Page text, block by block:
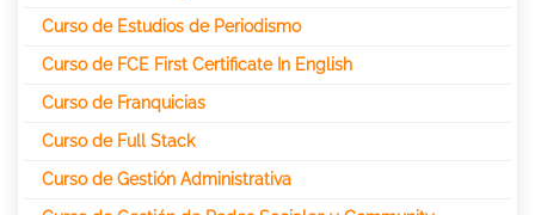
Curso de Estudios de Periodismo
Curso de FCE First Certificate In English
Curso de Franquicias
Curso de Full Stack
Curso de Gestión Administrativa